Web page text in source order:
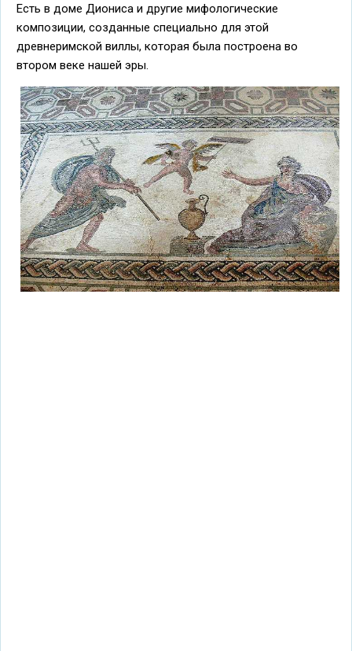
Есть в доме Диониса и другие мифологические
композиции, созданные специально для этой
древнеримской виллы, которая была построена во
втором веке нашей эры.